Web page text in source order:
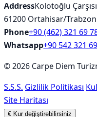
AddressKolotoğlu
61200 Ortahisar/Trabzon
Phone+90 (462) 321 69
Whatsapp+90 542 321
© 2026 Carpe Diem
S.S.S. Gizlilik Politikası
Site Haritası
€ Kur değiştirebilirsiniz